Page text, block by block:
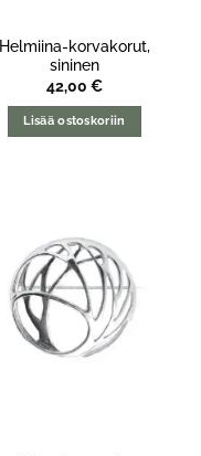
Helmiina-korvakorut,
sininen
42,00 €
Lisää ostoskoriin